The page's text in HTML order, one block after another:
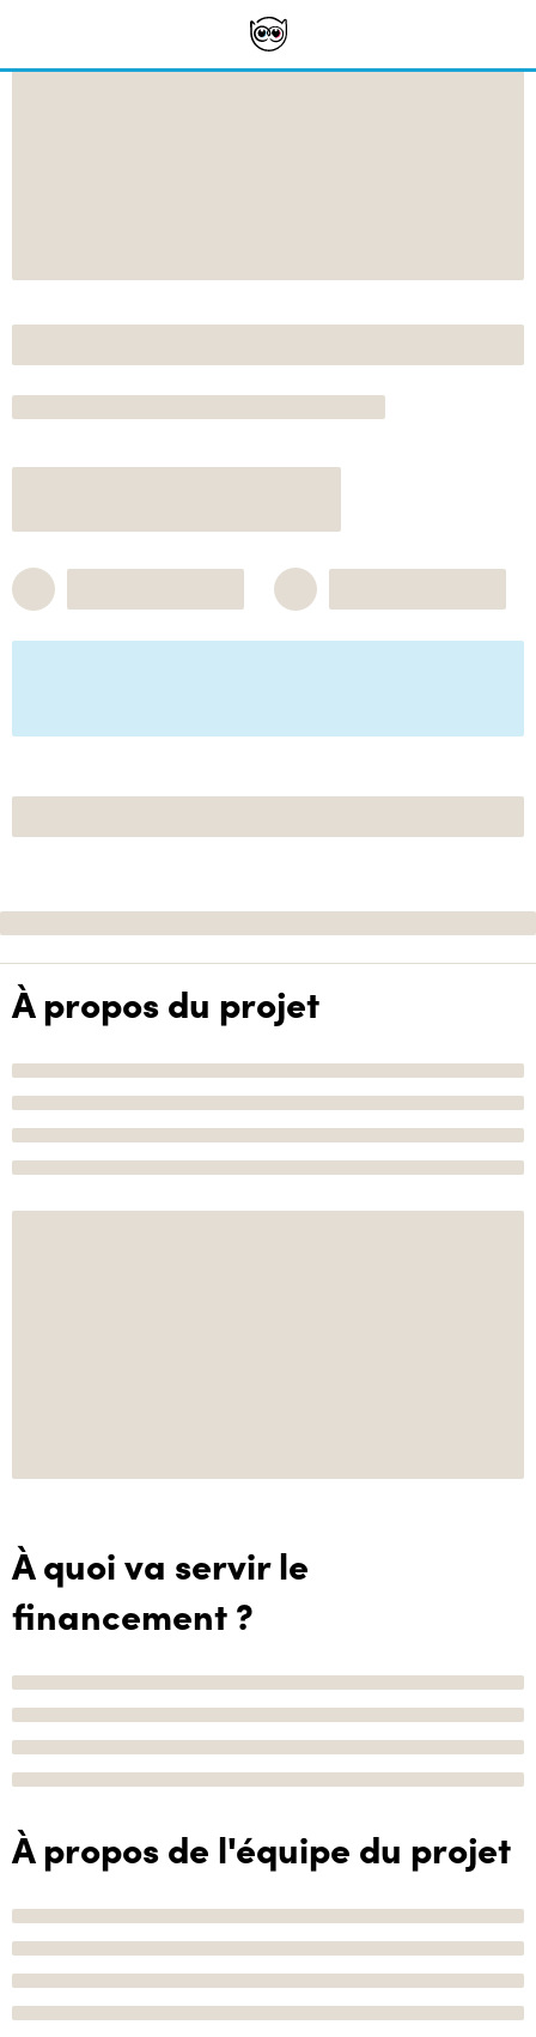
À propos du projet
À quoi va servir le
financement ?
À propos de l'équipe du projet